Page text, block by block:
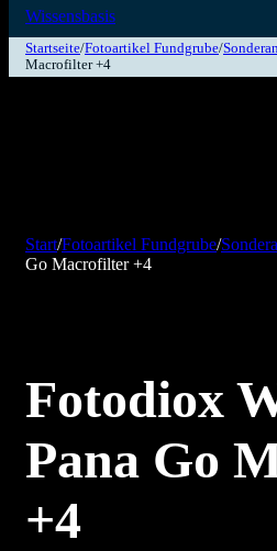
Wissensbasis
Startseite/Fotoartikel Fundgrube/
Macrofilter +4
Start/Fotoartikel Fundgrube/
Go Macrofilter +4
Fotodiox
Pana Go
+4